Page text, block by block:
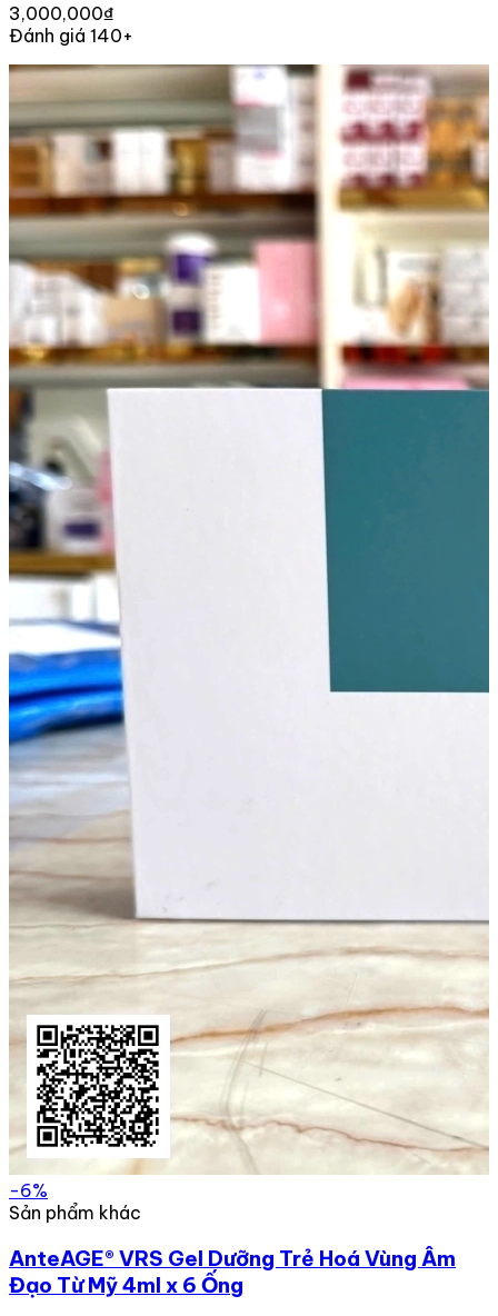
3,000,000₫
Đánh giá 140+
-6%
Sản phẩm khác
AnteAGE® VRS Gel Dưỡng Trẻ Hoá Vùng Âm
Đạo Từ Mỹ 4ml x 6 Ống